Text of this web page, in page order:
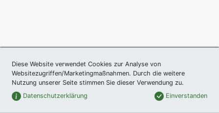
Diese Website verwendet Cookies zur Analyse von
Websitezugriffen/Marketingmaßnahmen. Durch die weitere
Nutzung unserer Seite stimmen Sie dieser Verwendung zu.
Datenschutzerklärung
Einverstanden